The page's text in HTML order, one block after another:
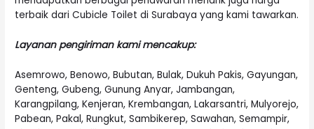
terbaik dari Cubicle Toilet di Surabaya yang kami tawarkan.
Layanan pengiriman kami mencakup:
Asemrowo, Benowo, Bubutan, Bulak, Dukuh Pakis, Gayungan,
Genteng, Gubeng, Gunung Anyar, Jambangan,
Karangpilang, Kenjeran, Krembangan, Lakarsantri, Mulyorejo,
Pabean, Pakal, Rungkut, Sambikerep, Sawahan, Semampir,